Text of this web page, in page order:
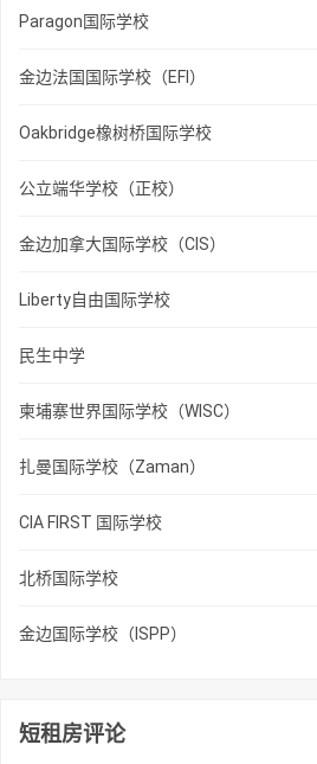
Paragon国际学校
金边法国国际学校（EFI）
Oakbridge橡树桥国际学校
公立端华学校（正校）
金边加拿大国际学校（CIS）
Liberty自由国际学校
民生中学
柬埔寨世界国际学校（WISC）
扎曼国际学校（Zaman）
CIA FIRST 国际学校
北桥国际学校
金边国际学校（ISPP）
短租房评论